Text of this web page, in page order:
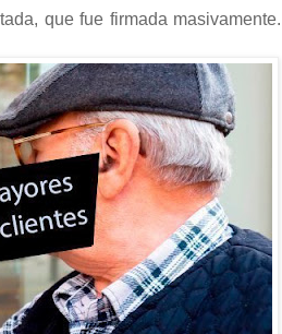
que fue firmada masivamente.